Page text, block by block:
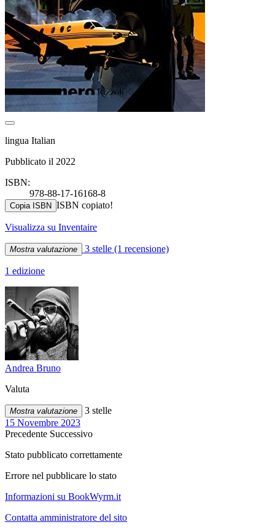
lingua Italian
Pubblicato il 2022
ISBN:
978-88-17-16168-8
Copia ISBN ISBN copiato!
Visualizza su Inventaire
Mostra valutazione 3 stelle (1 recensione)
1 edizione
Andrea Bruno
Valuta
Mostra valutazione
3 stelle
15 Novembre 2023
Precedente Successivo
Stato pubblicato correttamente
Errore nel pubblicare lo stato
Informazioni su BookWyrm.it
Contatta amministratore del sito